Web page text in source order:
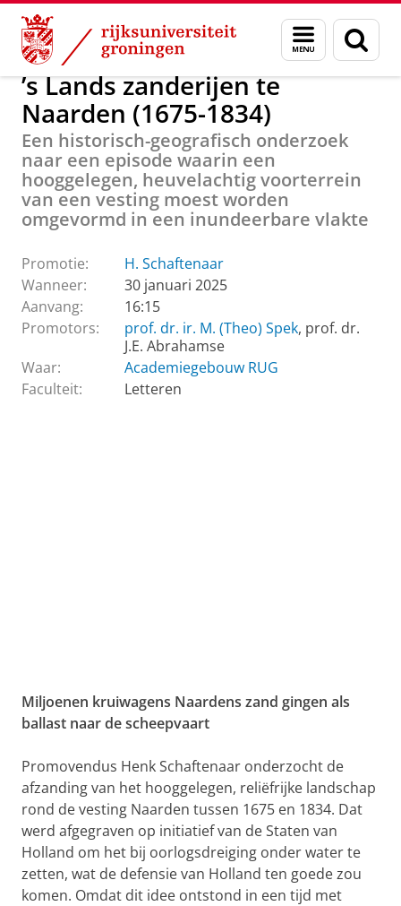
Skip
Content
Skip
Navigation
Menu
en
zoeken
Over ons Actueel Evenementen Promoties
’s Lands zanderijen te
Naarden (1675-1834)
Een historisch-geografisch onderzoek
naar een episode waarin een
hooggelegen, heuvelachtig voorterrein
van een vesting moest worden
omgevormd in een inundeerbare vlakte
Promotie:
H. Schaftenaar
Wanneer:
30 januari 2025
Aanvang:
16:15
Promotors:
prof. dr. ir. M. (Theo) Spek, prof. dr.
J.E. Abrahamse
Waar:
Academiegebouw RUG
Faculteit:
Letteren
Miljoenen kruiwagens Naardens zand gingen als
ballast naar de scheepvaart
Promovendus Henk Schaftenaar onderzocht de
afzanding van het hooggelegen, reliëfrijke landschap
rond de vesting Naarden tussen 1675 en 1834. Dat
werd afgegraven op initiatief van de Staten van
Holland om het bij oorlogsdreiging onder water te
zetten, wat de defensie van Holland ten goede zou
komen. Omdat dit idee ontstond in een tijd met